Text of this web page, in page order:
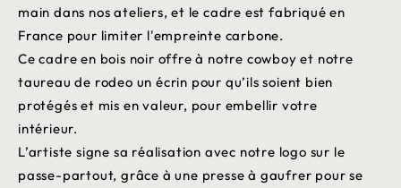
main dans nos ateliers, et le cadre est fabriqué en
France pour limiter l'empreinte carbone.
Ce cadre en bois noir offre à notre cowboy et notre
taureau de rodeo un écrin pour qu’ils soient bien
protégés et mis en valeur, pour embellir votre
intérieur.
L’artiste signe sa réalisation avec notre logo sur le
passe-partout, grâce à une presse à gaufrer pour se